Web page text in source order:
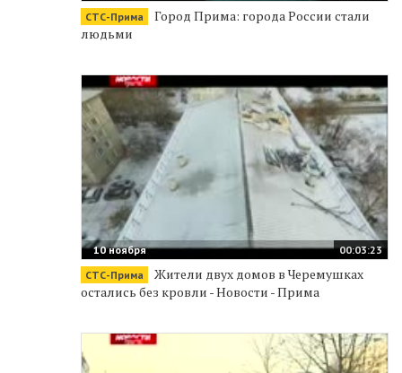
СТС-Прима
Город Прима: города России стали
людьми
00:03:23
10 ноября
СТС-Прима
Жители двух домов в Черемушках
остались без кровли - Новости - Прима